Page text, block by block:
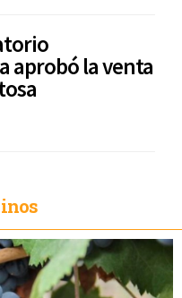
aprobó la venta